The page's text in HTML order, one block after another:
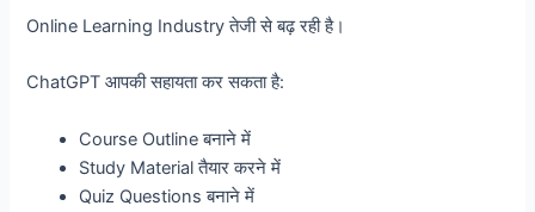
Online Learning Industry तेजी से बढ़ रही है।
ChatGPT आपकी सहायता कर सकता है:
Course Outline बनाने में
Study Material तैयार करने में
Quiz Questions बनाने में